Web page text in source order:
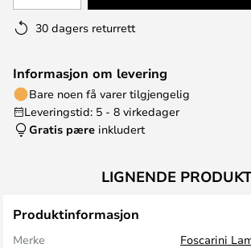
30 dagers returrett
Informasjon om levering
Bare noen få varer tilgjengelig
Leveringstid: 5 - 8 virkedager
Gratis pære inkludert
LIGNENDE
Produktinformasjon
Merke
Foscarini